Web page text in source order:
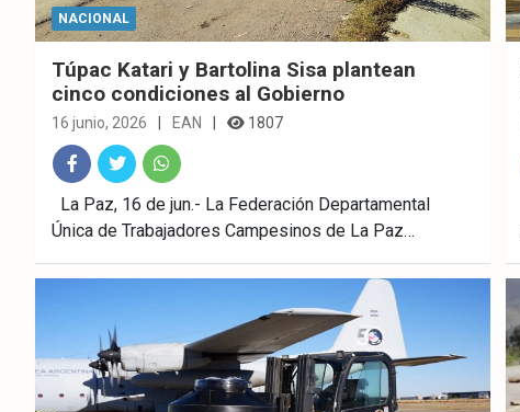
NACIONAL
Túpac Katari y Bartolina Sisa plantean
cinco condiciones al Gobierno
16 junio, 2026 EAN 1807
Fac
ebo
ok
Twitt
er
What
sAp
p
La Paz, 16 de jun.- La Federación Departamental
Única de Trabajadores Campesinos de La Paz…